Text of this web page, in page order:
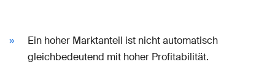
Ein hoher Marktanteil ist nicht automatisch
gleichbedeutend mit hoher Profitabilität.